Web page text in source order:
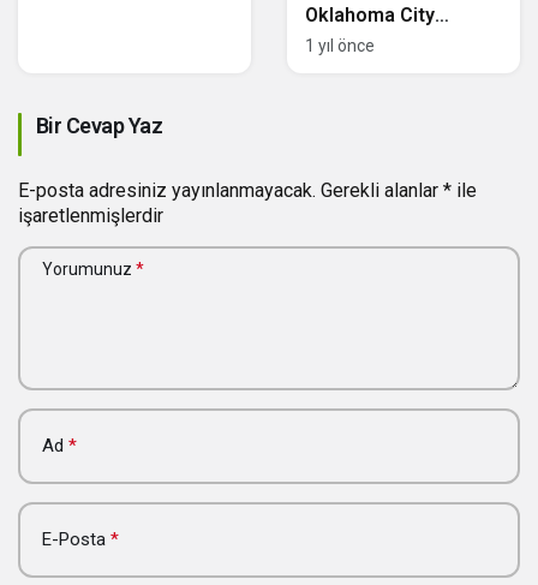
Oklahoma City
Thunder, Indiana
1 yıl önce
Bir Cevap Yaz
E-posta adresiniz yayınlanmayacak. Gerekli alanlar * ile
işaretlenmişlerdir
Yorumunuz *
Ad *
E-Posta *